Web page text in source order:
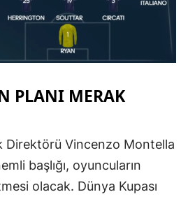
PLANI MERAK
Direktörü Vincenzo Montella
başlığı, oyuncuların
olacak. Dünya Kupası